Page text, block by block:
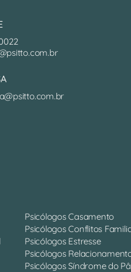
Psicólogos Casamento
Psicólogos Conflitos
Psicólogos Estresse
Psicólogos
Psicólogos Síndrome do